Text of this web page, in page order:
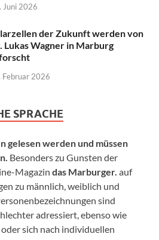
Juni 2026
der Zukunft werden von
Lukas Wagner in Marburg
Februar 2026
SPRACHE
gelesen werden und müssen
Besonders zu Gunsten der
Magazin das Marburger. auf
zu männlich, weiblich und
sind
adressiert, ebenso wie
sich nach individuellen